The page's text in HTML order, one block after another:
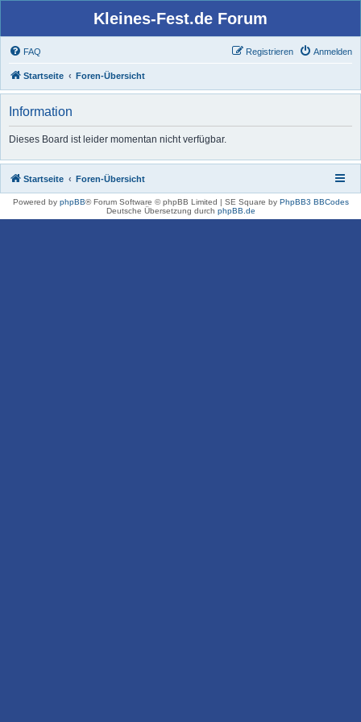
Kleines-Fest.de Forum
FAQ Anmelden
Registrieren
Startseite Foren-Übersicht
Information
Dieses Board ist leider momentan nicht verfügbar.
Startseite Foren-Übersicht
Powered by phpBB® Forum Software © phpBB Limited | SE Square by PhpBB3 BBCodes
Deutsche Übersetzung durch phpBB.de